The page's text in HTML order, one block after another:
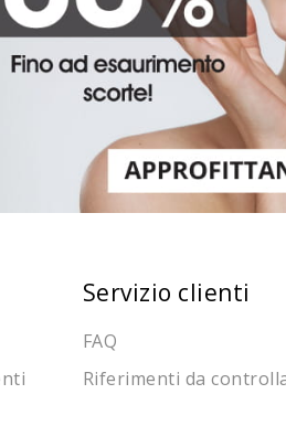
Servizio clienti
FAQ
Riferimenti da